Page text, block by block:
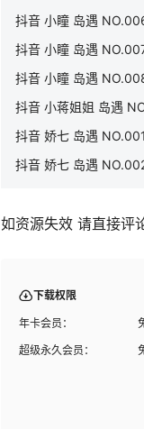
抖音 小瞳 岛遇
抖音 小瞳 岛遇
抖音 小瞳 岛遇
抖音 小蒋姐姐 岛遇
抖音 娇七 岛遇
抖音 娇七 岛遇
如资源失效 请直接评
下载权限
年卡会员：
超级永久会员：